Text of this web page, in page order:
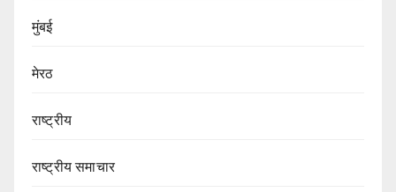
मुंबई
मेरठ
राष्ट्रीय
राष्ट्रीय समाचार